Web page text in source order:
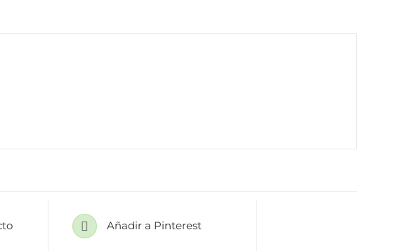
Añadir a Pinterest